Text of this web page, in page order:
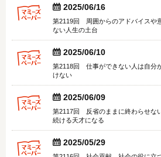
  2025/06/16
第2119回 周囲からのアドバイスや
ない人生の土台
  2025/06/10
第2118回 仕事ができない人は自分
けない
  2025/06/09
第2117回 反省のままに終わらせな
続ける天才になる
  2025/05/29